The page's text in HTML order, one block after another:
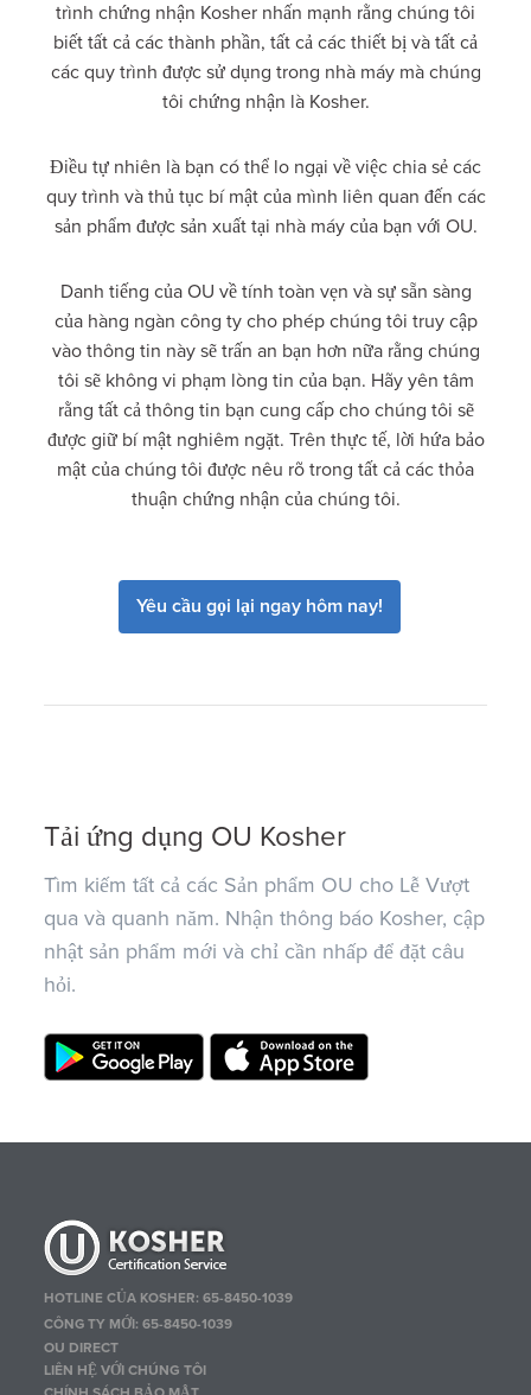
trình chứng nhận Kosher nhấn mạnh rằng chúng tôi
biết tất cả các thành phần, tất cả các thiết bị và tất cả
các quy trình được sử dụng trong nhà máy mà chúng
tôi chứng nhận là Kosher.
Điều tự nhiên là bạn có thể lo ngại về việc chia sẻ các
quy trình và thủ tục bí mật của mình liên quan đến các
sản phẩm được sản xuất tại nhà máy của bạn với OU.
Danh tiếng của OU về tính toàn vẹn và sự sẵn sàng
của hàng ngàn công ty cho phép chúng tôi truy cập
vào thông tin này sẽ trấn an bạn hơn nữa rằng chúng
tôi sẽ không vi phạm lòng tin của bạn. Hãy yên tâm
rằng tất cả thông tin bạn cung cấp cho chúng tôi sẽ
được giữ bí mật nghiêm ngặt. Trên thực tế, lời hứa bảo
mật của chúng tôi được nêu rõ trong tất cả các thỏa
thuận chứng nhận của chúng tôi.
Yêu cầu gọi lại ngay hôm nay!
Tải ứng dụng OU Kosher
Tìm kiếm tất cả các Sản phẩm OU cho Lễ Vượt
qua và quanh năm. Nhận thông báo Kosher, cập
nhật sản phẩm mới và chỉ cần nhấp để đặt câu
hỏi.
HOTLINE CỦA KOSHER: 65-8450-1039
CÔNG TY MỚI: 65-8450-1039
OU DIRECT
LIÊN HỆ VỚI CHÚNG TÔI